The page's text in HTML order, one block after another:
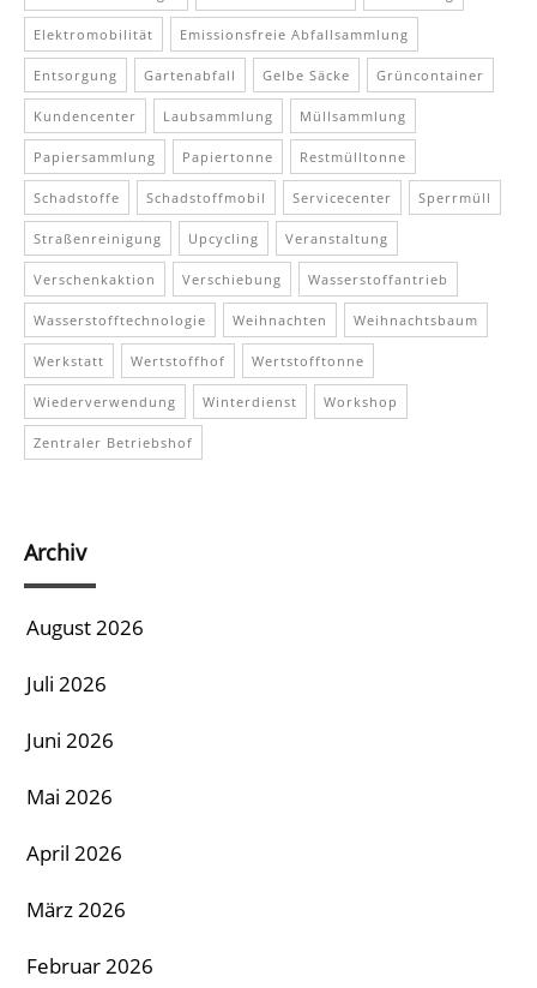
Elektromobilität Emissionsfreie Abfallsammlung
Entsorgung Gartenabfall Gelbe Säcke Grüncontainer
Kundencenter Laubsammlung Müllsammlung
Papiersammlung Papiertonne Restmülltonne
Schadstoffe Schadstoffmobil Servicecenter Sperrmüll
Straßenreinigung Upcycling Veranstaltung
Verschenkaktion Verschiebung Wasserstoffantrieb
Wasserstofftechnologie Weihnachten Weihnachtsbaum
Werkstatt Wertstoffhof Wertstofftonne
Wiederverwendung Winterdienst Workshop
Zentraler Betriebshof
Archiv
August 2026
Juli 2026
Juni 2026
Mai 2026
April 2026
März 2026
Februar 2026